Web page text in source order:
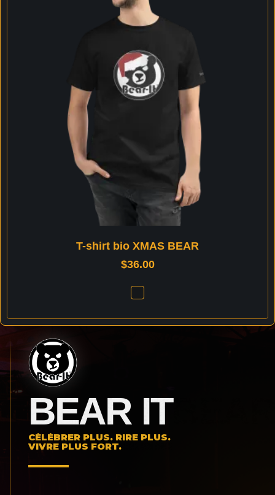
T-shirt bio XMAS BEAR
$36.00
BEAR IT
CÉLÉBRER PLUS. RIRE PLUS.
VIVRE PLUS FORT.